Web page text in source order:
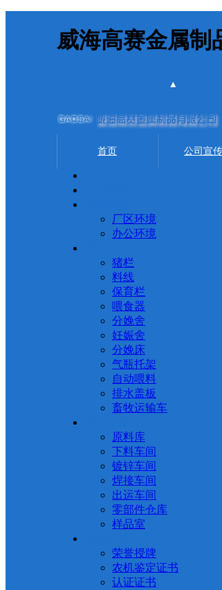
威海高赛金属制
首页 公司宣
厂区环境
办公环境
猪栏
料线
保育栏
喂食器
分娩舍
妊娠舍
分娩床
气瓶托架
自动喂料
排水盖板
畜牧运输车
原料库
下料车间
镀锌车间
焊接车间
出运车间
零部件仓库
样品室
荣誉授牌
农机鉴定证书
认证证书